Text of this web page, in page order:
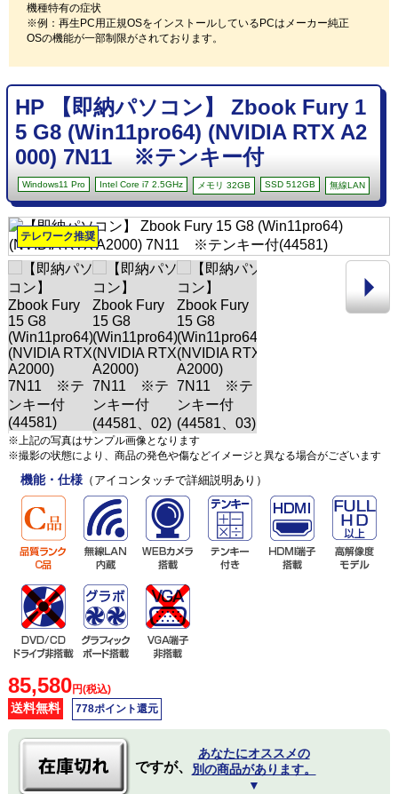
機種特有の症状
※例：再生PC用正規OSをインストールしているPCはメーカー純正
OSの機能が一部制限がされております。
HP 【即納パソコン】 Zbook Fury 1
5 G8 (Win11pro64) (NVIDIA RTX A2
000) 7N11 ※テンキー付
Windows11 Pro Intel Core i7 2.5GHz メモリ 32GB SSD 512GB 無線LAN
テレワーク推奨
※上記の写真はサンプル画像となります
※撮影の状態により、商品の発色や傷などイメージと異なる場合がございます
機能・仕様（アイコンタッチで詳細説明あり）
85,580円(税込)
送料無料 778ポイント還元
ですが、
あなたにオススメの
別の商品があります。
▼